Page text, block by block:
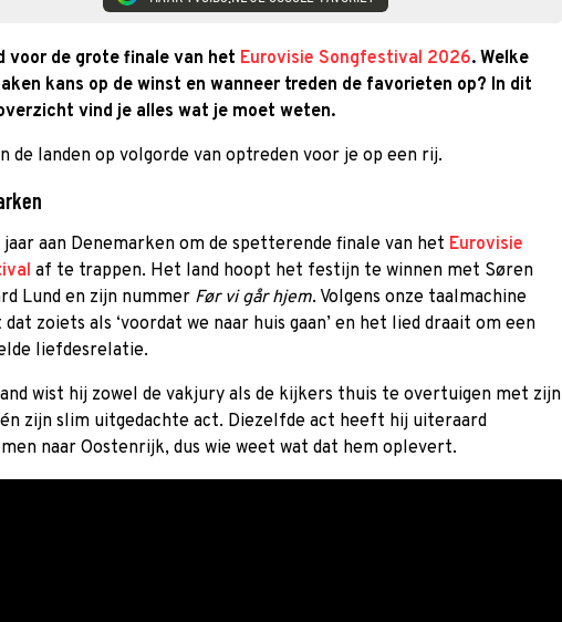
voor de grote finale van het Eurovisie Songfestival 2026. Welke
kans op de winst en wanneer treden de favorieten op? In dit
vind je alles wat je moet weten.
de landen op volgorde van optreden voor je op een rij.
aan Denemarken om de spetterende finale van het Eurovisie
af te trappen. Het land hoopt het festijn te winnen met Søren
Lund en zijn nummer Før vi går hjem. Volgens onze taalmachine
zoiets als ‘voordat we naar huis gaan’ en het lied draait om een
liefdesrelatie.
wist hij zowel de vakjury als de kijkers thuis te overtuigen met zijn
zijn slim uitgedachte act. Diezelfde act heeft hij uiteraard
naar Oostenrijk, dus wie weet wat dat hem oplevert.